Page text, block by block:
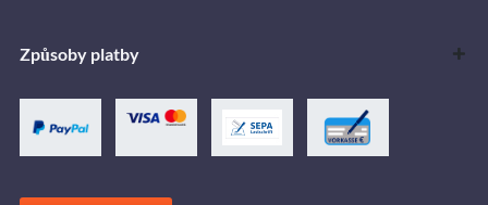
Způsoby platby